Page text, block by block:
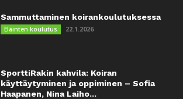
Sammuttaminen koirankoulutuksessa
Eläinten koulutus 22.1.2026
SporttiRakin kahvila: Koiran
käyttäytyminen ja oppiminen – Sofia
Haapanen, Nina Laiho...